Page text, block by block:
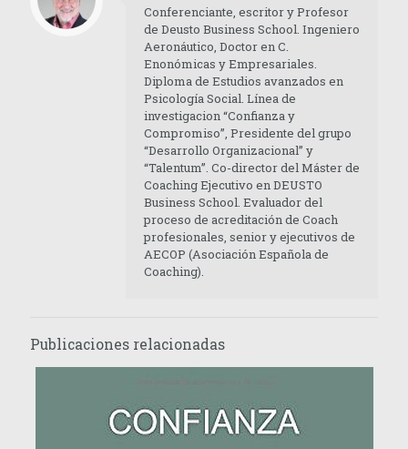
Conferenciante, escritor y Profesor
de Deusto Business School. Ingeniero
Aeronáutico, Doctor en C.
Enonómicas y Empresariales.
Diploma de Estudios avanzados en
Psicología Social. Línea de
investigacion “Confianza y
Compromiso”, Presidente del grupo
“Desarrollo Organizacional” y
“Talentum”. Co-director del Máster de
Coaching Ejecutivo en DEUSTO
Business School. Evaluador del
proceso de acreditación de Coach
profesionales, senior y ejecutivos de
AECOP (Asociación Española de
Coaching).
Publicaciones relacionadas